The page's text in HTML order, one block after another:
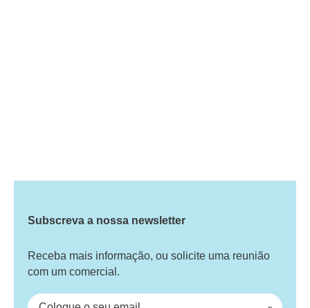
Subscreva a nossa newsletter
Receba mais informação, ou solicite uma reunião
com um comercial.